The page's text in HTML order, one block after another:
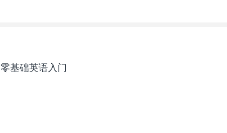
零基础英语入门